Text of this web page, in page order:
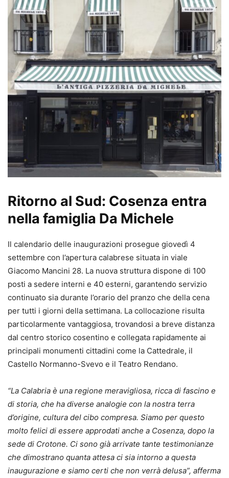
Ritorno al Sud: Cosenza entra
nella famiglia Da Michele
Il calendario delle inaugurazioni prosegue giovedì 4
settembre con l’apertura calabrese situata in viale
Giacomo Mancini 28. La nuova struttura dispone di 100
posti a sedere interni e 40 esterni, garantendo servizio
continuato sia durante l’orario del pranzo che della cena
per tutti i giorni della settimana. La collocazione risulta
particolarmente vantaggiosa, trovandosi a breve distanza
dal centro storico cosentino e collegata rapidamente ai
principali monumenti cittadini come la Cattedrale, il
Castello Normanno-Svevo e il Teatro Rendano.
“La Calabria è una regione meravigliosa, ricca di fascino e
di storia, che ha diverse analogie con la nostra terra
d’origine, cultura del cibo compresa. Siamo per questo
molto felici di essere approdati anche a Cosenza, dopo la
sede di Crotone. Ci sono già arrivate tante testimonianze
che dimostrano quanta attesa ci sia intorno a questa
inaugurazione e siamo certi che non verrà delusa”, afferma